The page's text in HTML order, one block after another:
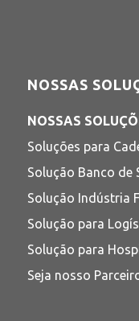
NOSSAS
NOSSAS
Soluções para
Solução Banco de
Solução Indústria
Solução para
Solução para
Seja nosso